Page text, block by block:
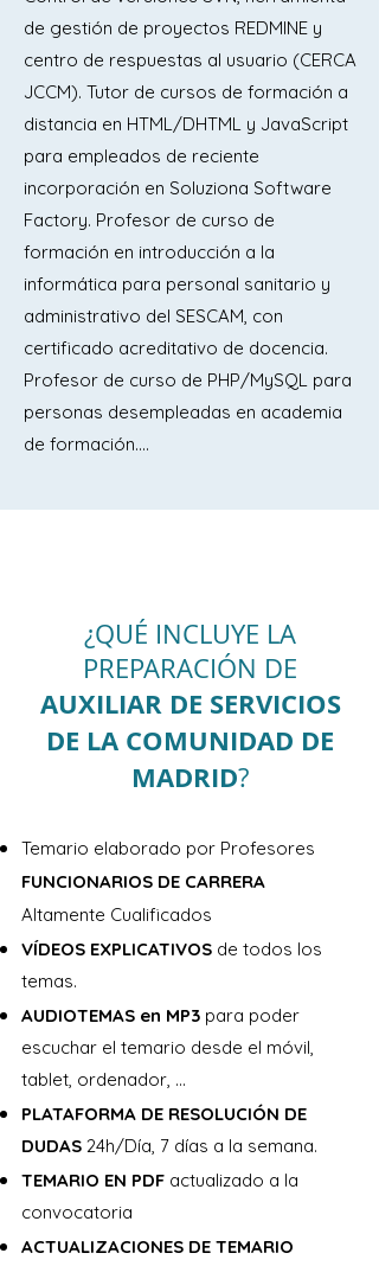
de gestión de proyectos REDMINE y
centro de respuestas al usuario (CERCA
JCCM). Tutor de cursos de formación a
distancia en HTML/DHTML y JavaScript
para empleados de reciente
incorporación en Soluziona Software
Factory. Profesor de curso de
formación en introducción a la
informática para personal sanitario y
administrativo del SESCAM, con
certificado acreditativo de docencia.
Profesor de curso de PHP/MySQL para
personas desempleadas en academia
de formación....
¿QUÉ INCLUYE LA
PREPARACIÓN DE
AUXILIAR DE SERVICIOS
DE LA COMUNIDAD DE
MADRID?
Temario elaborado por Profesores
FUNCIONARIOS DE CARRERA
Altamente Cualificados
VÍDEOS EXPLICATIVOS de todos los
temas.
AUDIOTEMAS en MP3 para poder
escuchar el temario desde el móvil,
tablet, ordenador, …
PLATAFORMA DE RESOLUCIÓN DE
DUDAS 24h/Día, 7 días a la semana.
TEMARIO EN PDF actualizado a la
convocatoria
ACTUALIZACIONES DE TEMARIO